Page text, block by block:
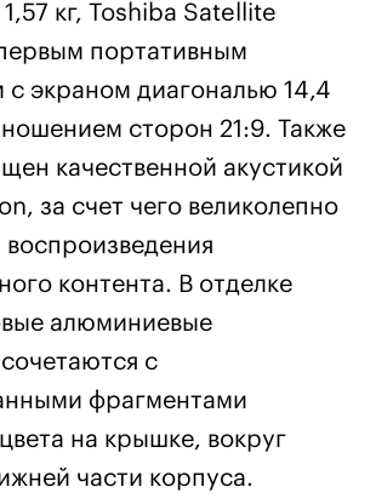
кг, Toshiba Satellite
портативным
экраном диагональю 14,4
сторон 21:9. Также
качественной акустикой
за счет чего великолепно
контента. В отделке
алюминиевые
с
фрагментами
на крышке, вокруг
части корпуса.